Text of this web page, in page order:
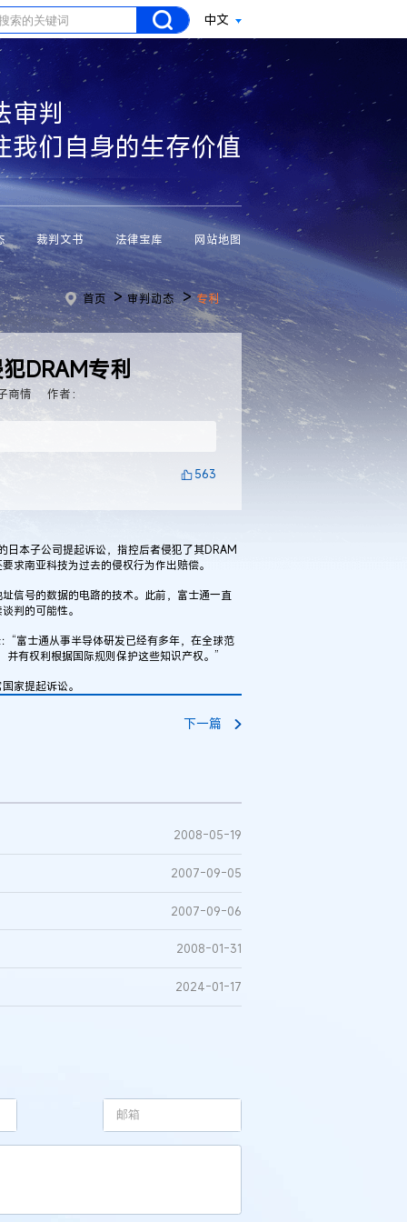
中文
审判
我们自身的生存价值
裁判文书 法律宝库 网站地图
首页 >审判动态 >专利
DRAM专利
商情 作者：
563
子公司提起诉讼，指控后者侵犯了其DRAM
求南亚科技为过去的侵权行为作出赔偿。
号的数据的电路的技术。此前，富士通一直
判的可能性。
士通从事半导体研发已经有多年，在全球范
有权利根据国际规则保护这些知识产权。”
家提起诉讼。
下一篇
2008-05-19
2007-09-05
2007-09-06
2008-01-31
2024-01-17